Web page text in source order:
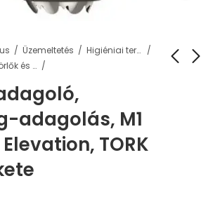
Üzemeltetés
Higiéniai termékek
Kéztörlők és adagolók
adagolás, M1
TORK